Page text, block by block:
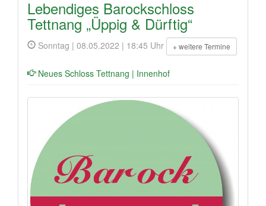
Lebendiges Barockschloss
Tettnang „Üppig & Dürftig“
Sonntag | 08.05.2022 | 18:45 Uhr + weitere Termine
Neues Schloss Tettnang | Innenhof